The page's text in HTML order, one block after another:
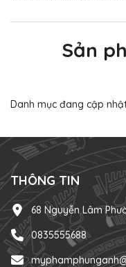
Sản
Danh mục đang cập
THÔNG TIN
68 Nguyễn Lâm
0835555688